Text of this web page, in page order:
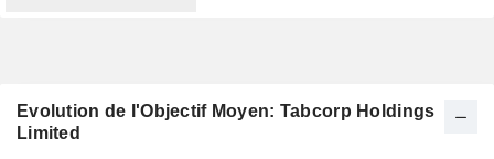
Evolution de l'Objectif Moyen: Tabcorp Holdings
Limited